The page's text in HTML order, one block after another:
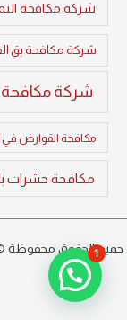
شركة مكافحة
شركة مكافحة بق
شركة مكافحة
مكافحة القوارض في
مكافحة حشرات
1